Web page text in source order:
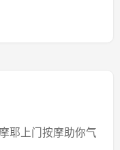
耶上门按摩助你气